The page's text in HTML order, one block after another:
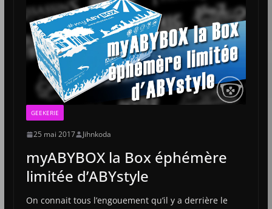
GEEKERIE
25 mai 2017 Jihnkoda
myABYBOX la Box éphémère
limitée d’ABYstyle
On connait tous l’engouement qu’il y a derrière le